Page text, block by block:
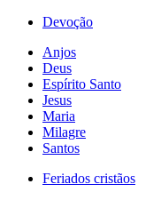
Devoção
Anjos
Deus
Espírito Santo
Jesus
Maria
Milagre
Santos
Feriados cristãos